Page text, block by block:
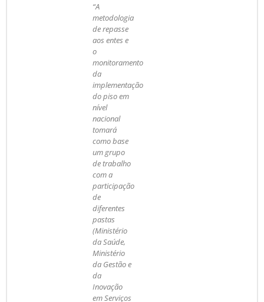
“A
metodologia
de repasse
aos entes e
o
monitoramento
da
implementação
do piso em
nível
nacional
tomará
como base
um grupo
de trabalho
com a
participação
de
diferentes
pastas
(Ministério
da Saúde,
Ministério
da Gestão e
da
Inovação
em Serviços